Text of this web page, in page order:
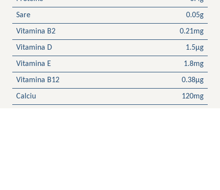
Sare 0.05g
Vitamina B2 0.21mg
Vitamina D 1.5μg
Vitamina E 1.8mg
Vitamina B12 0.38μg
Calciu 120mg